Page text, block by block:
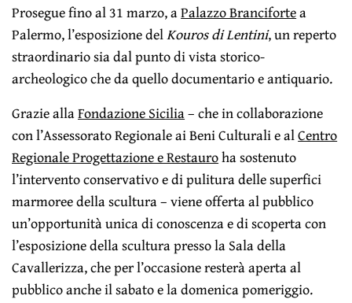
Prosegue fino al 31 marzo, aPalazzo Brancifortea
Palermo, l’esposizione delKouros di Lentini, un reperto
straordinario sia dal punto di vista storico-
archeologico che da quello documentario e antiquario.
Grazie allaFondazione Sicilia– che in collaborazione
con l’Assessorato Regionale ai Beni Culturali e alCentro
Regionale Progettazione e Restauroha sostenuto
l’intervento conservativo e di pulitura delle superfici
marmoree della scultura – viene offerta al pubblico
un’opportunità unica di conoscenza e di scoperta con
l’esposizione della scultura presso la Sala della
Cavallerizza, che per l’occasione resterà aperta al
pubblico anche il sabato e la domenica pomeriggio.